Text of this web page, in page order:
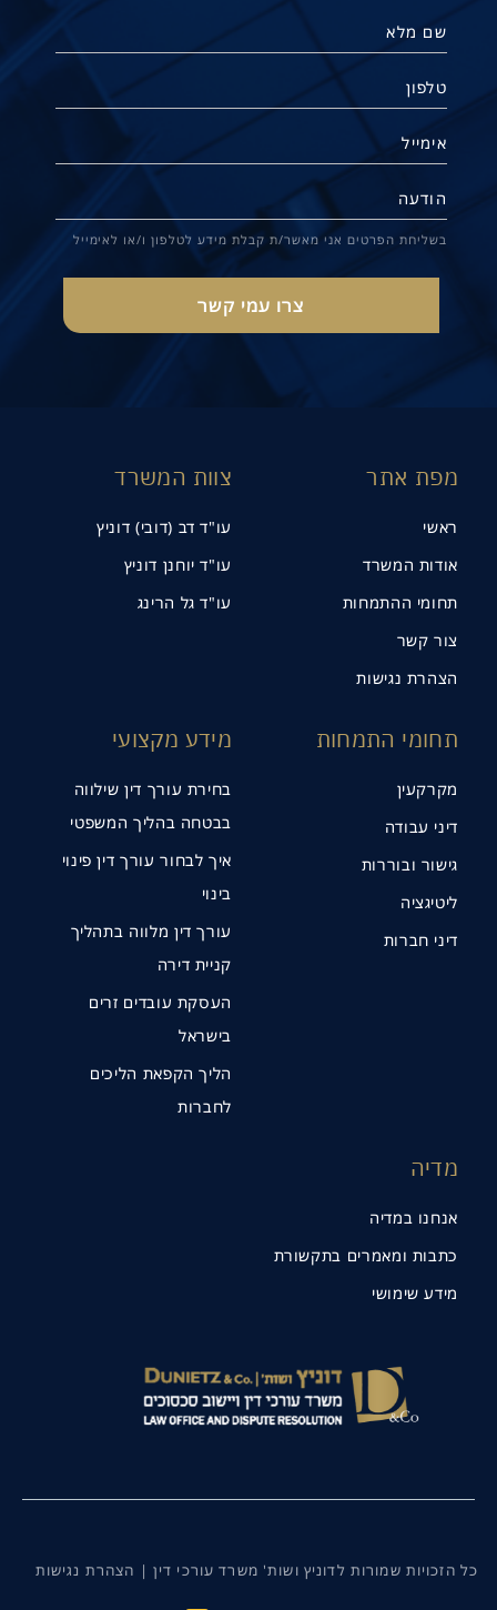
קשר
בשליחת הפרטים אני מאשר/ת קבלת מידע לטלפון ו/או לאימייל
מפת אתר
ראשי
אודות המשרד
תחומי ההתמחות
צור קשר
הצהרת נגישות
צוות המשרד
עו"ד דב (דובי) דוניץ
עו"ד יוחנן דוניץ
עו"ד גל הרינג
תחומי התמחות
מקרקעין
דיני עבודה
גישור ובוררות
ליטיגציה
דיני חברות
מידע מקצועי
בחירת עורך דין שילווה
בבטחה בהליך המשפטי
איך לבחור עורך דין פינוי
בינוי
עורך דין מלווה בתהליך
קניית דירה
העסקת עובדים זרים
בישראל
הליך הקפאת הליכים
לחברות
מדיה
אנחנו במדיה
כתבות ומאמרים בתקשורת
מידע שימושי
כל הזכויות שמורות לדוניץ ושות' משרד עורכי דין | הצהרת נגישות